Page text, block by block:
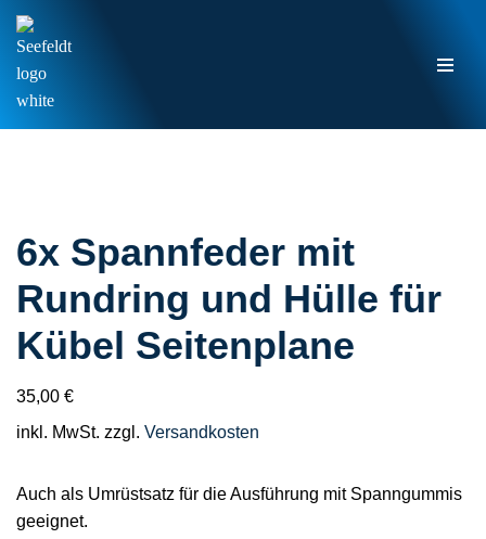
Inhalt
6x Spannfeder mit
Rundring und Hülle für
Kübel Seitenplane
35,00 €
inkl. MwSt. zzgl. Versandkosten
Auch als Umrüstsatz für die Ausführung mit Spanngummis
geeignet.